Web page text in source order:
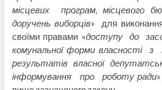
місцевих програм, місцевого
доручень виборців» для
своїми правами «доступу до
комунальної форми власності
результатів власної
інформування про роботу ради